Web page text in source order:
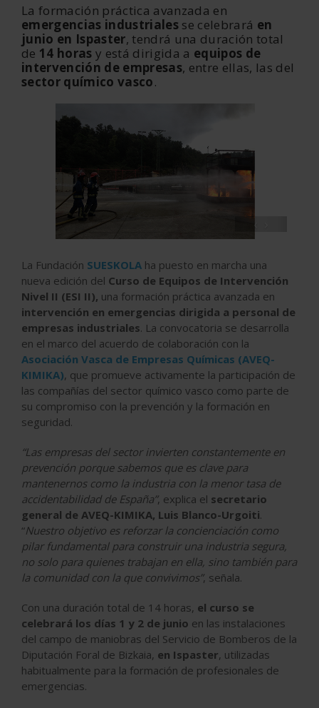
La formación práctica avanzada en
emergencias industriales se celebrará en
junio en Ispaster, tendrá una duración total
de 14 horas y está dirigida a equipos de
intervención de empresas, entre ellas, las del
sector químico vasco.
‹
La Fundación SUESKOLA ha puesto en marcha una
nueva edición del Curso de Equipos de Intervención
Nivel II (ESI II), una formación práctica avanzada en
intervención en emergencias dirigida a personal de
empresas industriales. La convocatoria se desarrolla
en el marco del acuerdo de colaboración con la
Asociación Vasca de Empresas Químicas (AVEQ-
KIMIKA), que promueve activamente la participación de
las compañías del sector químico vasco como parte de
su compromiso con la prevención y la formación en
seguridad.
“Las empresas del sector invierten constantemente en
prevención porque sabemos que es clave para
mantenernos como la industria con la menor tasa de
accidentabilidad de España”, explica el secretario
general de AVEQ-KIMIKA, Luis Blanco-Urgoiti.
“Nuestro objetivo es reforzar la concienciación como
pilar fundamental para construir una industria segura,
no solo para quienes trabajan en ella, sino también para
la comunidad con la que convivimos”, señala.
Con una duración total de 14 horas, el curso se
celebrará los días 1 y 2 de junio en las instalaciones
del campo de maniobras del Servicio de Bomberos de la
Diputación Foral de Bizkaia, en Ispaster, utilizadas
habitualmente para la formación de profesionales de
emergencias.